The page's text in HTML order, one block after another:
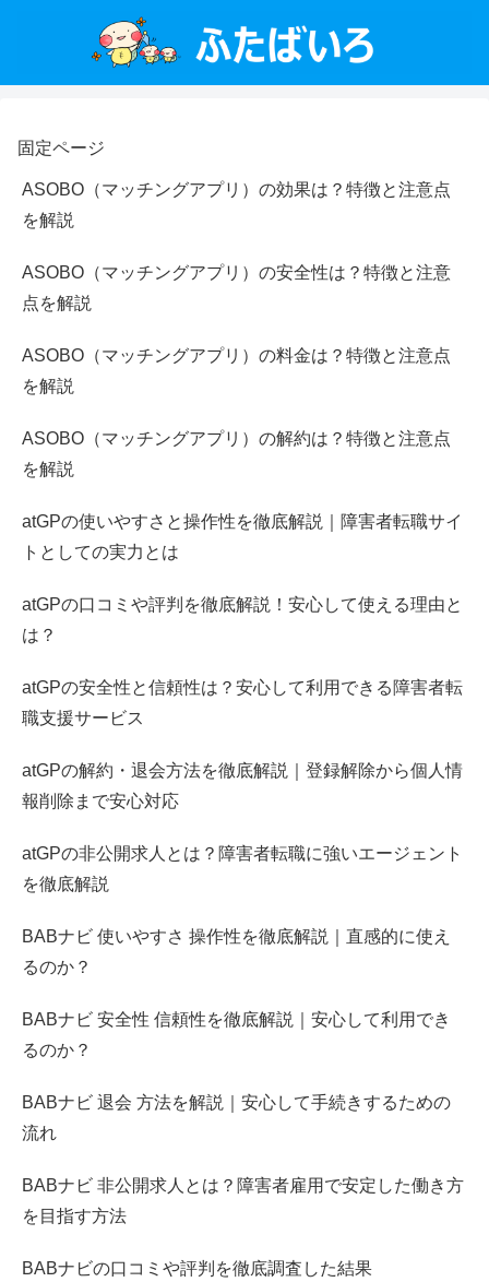
固定ページ
ASOBO（マッチングアプリ）の効果は？特徴と注意点
を解説
ASOBO（マッチングアプリ）の安全性は？特徴と注意
点を解説
ASOBO（マッチングアプリ）の料金は？特徴と注意点
を解説
ASOBO（マッチングアプリ）の解約は？特徴と注意点
を解説
atGPの使いやすさと操作性を徹底解説｜障害者転職サイ
トとしての実力とは
atGPの口コミや評判を徹底解説！安心して使える理由と
は？
atGPの安全性と信頼性は？安心して利用できる障害者転
職支援サービス
atGPの解約・退会方法を徹底解説｜登録解除から個人情
報削除まで安心対応
atGPの非公開求人とは？障害者転職に強いエージェント
を徹底解説
BABナビ 使いやすさ 操作性を徹底解説｜直感的に使え
るのか？
BABナビ 安全性 信頼性を徹底解説｜安心して利用でき
るのか？
BABナビ 退会 方法を解説｜安心して手続きするための
流れ
BABナビ 非公開求人とは？障害者雇用で安定した働き方
を目指す方法
BABナビの口コミや評判を徹底調査した結果